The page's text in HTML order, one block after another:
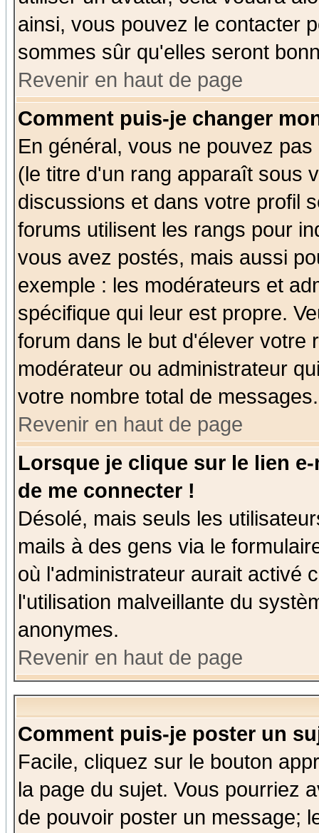
ainsi, vous pouvez le contacter
sommes sûr qu'elles seront
Revenir en haut de page
Comment puis-je changer
En général, vous ne pouvez
(le titre d'un rang apparaît sous
discussions et dans votre profil
forums utilisent les rangs pour
vous avez postés, mais aussi
exemple : les modérateurs et
spécifique qui leur est propre.
forum dans le but d'élever votre
modérateur ou administrateur
votre nombre total de messages.
Revenir en haut de page
Lorsque je clique sur le lien
de me connecter !
Désolé, mais seuls les
mails à des gens via le
où l'administrateur aurait activé
l'utilisation malveillante du
anonymes.
Revenir en haut de page
Comment puis-je poster un
Facile, cliquez sur le bouton
la page du sujet. Vous pourriez
de pouvoir poster un message;